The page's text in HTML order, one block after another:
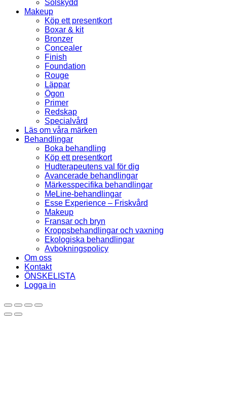
Solskydd
Makeup
Köp ett presentkort
Boxar & kit
Bronzer
Concealer
Finish
Foundation
Rouge
Läppar
Ögon
Primer
Redskap
Specialvård
Läs om våra märken
Behandlingar
Boka behandling
Köp ett presentkort
Hudterapeutens val för dig
Avancerade behandlingar
Märkesspecifika behandlingar
MeLine-behandlingar
Esse Experience – Friskvård
Makeup
Fransar och bryn
Kroppsbehandlingar och vaxning
Ekologiska behandlingar
Avbokningspolicy
Om oss
Kontakt
ÖNSKELISTA
Logga in